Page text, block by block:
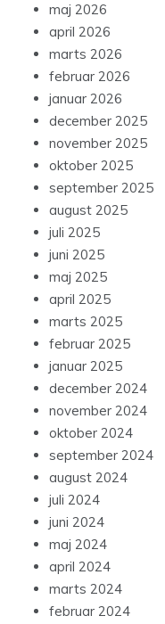
maj 2026
april 2026
marts 2026
februar 2026
januar 2026
december 2025
november 2025
oktober 2025
september 2025
august 2025
juli 2025
juni 2025
maj 2025
april 2025
marts 2025
februar 2025
januar 2025
december 2024
november 2024
oktober 2024
september 2024
august 2024
juli 2024
juni 2024
maj 2024
april 2024
marts 2024
februar 2024